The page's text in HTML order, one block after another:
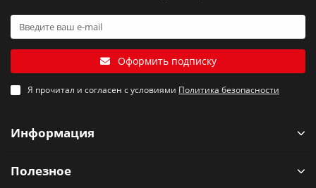
Оформить подписку
Я прочитал и согласен с условиями Политика безопасности
Информация
Полезное